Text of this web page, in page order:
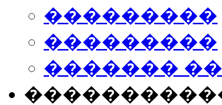
���������
���������
�������